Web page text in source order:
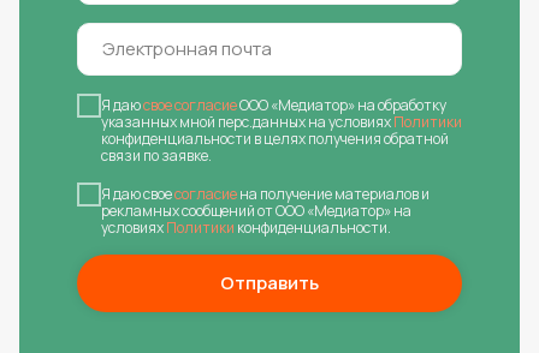
Я даюсвое согласиеООО «Медиатор» на обработку
указанных мной перс.данных на условияхПолитики
конфиденциальности в целях получения обратной
связи по заявке.
Я даю своесогласиена получение материалов и
рекламных сообщений от ООО «Медиатор» на
условияхПолитики конфиденциальности.
Отправить